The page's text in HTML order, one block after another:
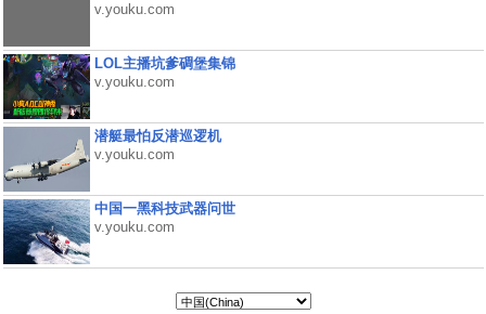
v.youku.com
LOL主播坑爹碉堡集锦
v.youku.com
潜艇最怕反潜巡逻机
v.youku.com
中国一黑科技武器问世
v.youku.com